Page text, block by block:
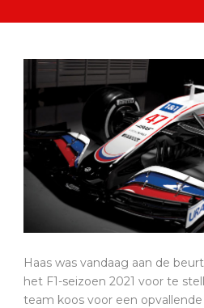
Haas was vandaag aan de
het F1-seizoen 2021 voor te
team koos voor een